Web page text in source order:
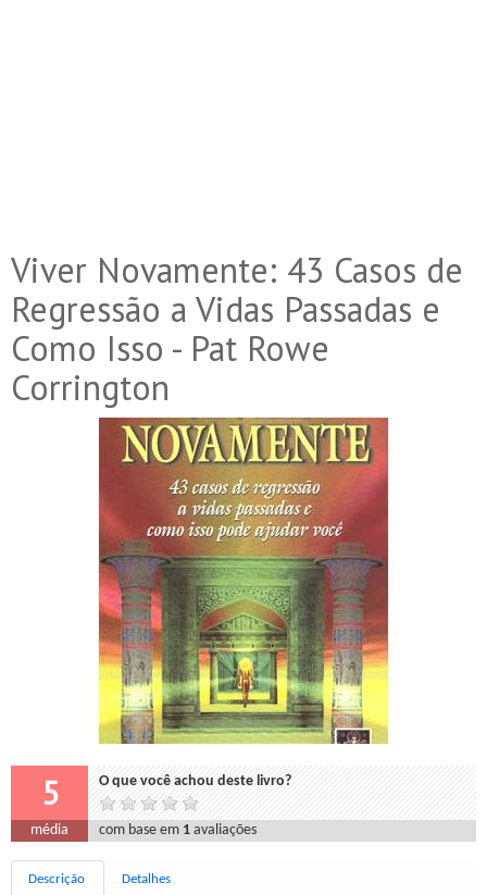
Viver Novamente: 43 Casos de
Regressão a Vidas Passadas e
Como Isso - Pat Rowe
Corrington
5 O que você achou deste livro?
média com base em 1 avaliações
Descrição Detalhes